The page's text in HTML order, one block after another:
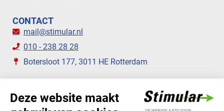
CONTACT
mail@stimular.nl
010 - 238 28 28
Botersloot 177, 3011 HE Rotterdam